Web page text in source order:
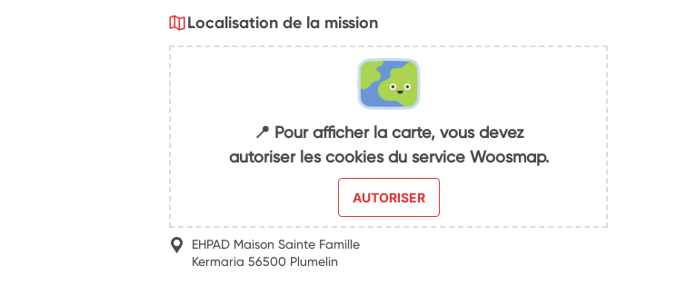
Localisation de la mission
📍 Pour afficher la carte, vous devez
autoriser les cookies du service Woosmap.
AUTORISER
EHPAD Maison Sainte Famille
Kermaria 56500 Plumelin